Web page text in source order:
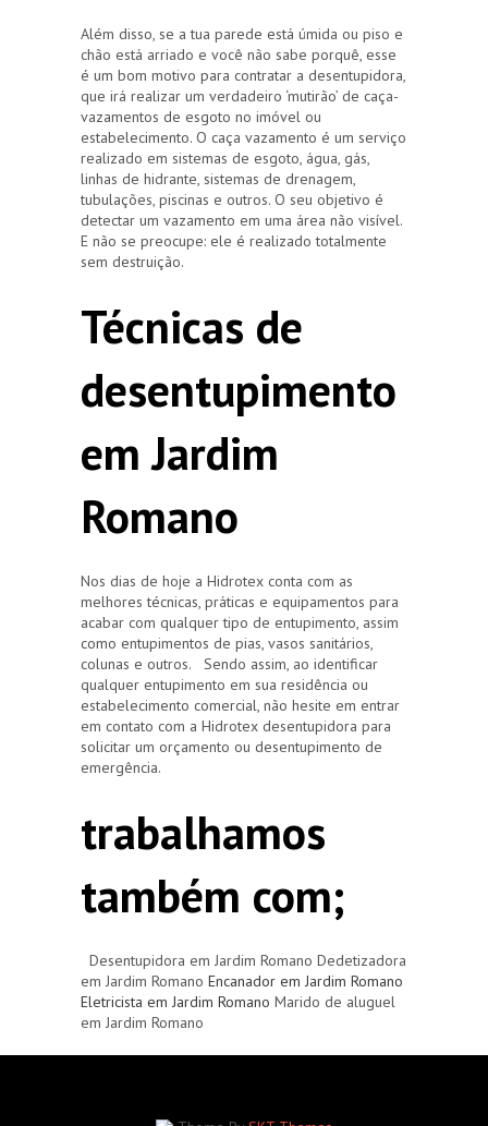
Além disso, se a tua parede está úmida ou piso e
chão está arriado e você não sabe porquê, esse
é um bom motivo para contratar a desentupidora,
que irá realizar um verdadeiro ‘mutirão’ de caça-
vazamentos de esgoto no imóvel ou
estabelecimento. O caça vazamento é um serviço
realizado em sistemas de esgoto, água, gás,
linhas de hidrante, sistemas de drenagem,
tubulações, piscinas e outros. O seu objetivo é
detectar um vazamento em uma área não visível.
E não se preocupe: ele é realizado totalmente
sem destruição.
Técnicas de
desentupimento
em Jardim
Romano
Nos dias de hoje a Hidrotex conta com as
melhores técnicas, práticas e equipamentos para
acabar com qualquer tipo de entupimento, assim
como entupimentos de pias, vasos sanitários,
colunas e outros. Sendo assim, ao identificar
qualquer entupimento em sua residência ou
estabelecimento comercial, não hesite em entrar
em contato com a Hidrotex desentupidora para
solicitar um orçamento ou desentupimento de
emergência.
trabalhamos
também com;
Desentupidora em Jardim Romano Dedetizadora
em Jardim Romano Encanador em Jardim Romano
Eletricista em Jardim Romano Marido de aluguel
em Jardim Romano